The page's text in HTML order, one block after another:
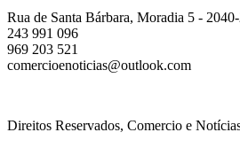
Rua de Santa Bárbara, Moradia 5 -
243 991 096
969 203 521
comercioenoticias@outlook.com
Direitos Reservados, Comercio e